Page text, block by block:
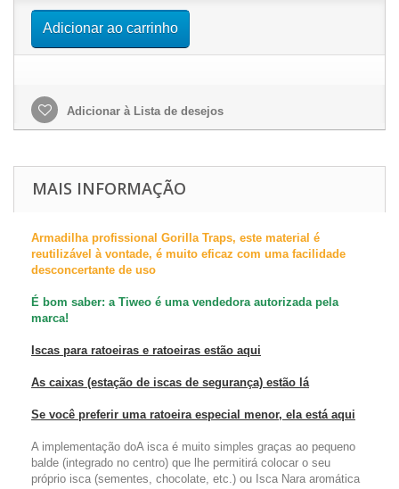
Adicionar ao carrinho
Adicionar à Lista de desejos
MAIS INFORMAÇÃO
Armadilha profissional Gorilla Traps, este material é
reutilizável à vontade, é muito eficaz com uma facilidade
desconcertante de uso
É bom saber: a Tiweo é uma vendedora autorizada pela
marca!
Iscas para ratoeiras e ratoeiras estão aqui
As caixas (estação de iscas de segurança) estão lá
Se você preferir uma ratoeira especial menor, ela está aqui
A implementação doA isca é muito simples graças ao pequeno
balde (integrado no centro) que lhe permitirá colocar o seu
próprio isca (sementes, chocolate, etc.) ou Isca Nara aromática